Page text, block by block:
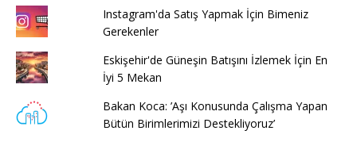
Instagram'da Satış Yapmak İçin Bimeniz
Gerekenler
Eskişehir'de Güneşin Batışını İzlemek İçin En
İyi 5 Mekan
Bakan Koca: ’Aşı Konusunda Çalışma Yapan
Bütün Birimlerimizi Destekliyoruz’